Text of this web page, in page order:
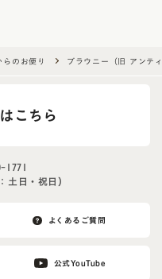
らのお便り ブラウニー（旧 アンテ
こちら
1771
土日・祝日）
よくあるご質問
公式YouTube